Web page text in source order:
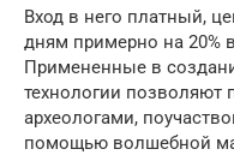
Вход в него платный,
дням примерно на 20%
Примененные в
технологии позволяют
археологами,
помощью волшебной